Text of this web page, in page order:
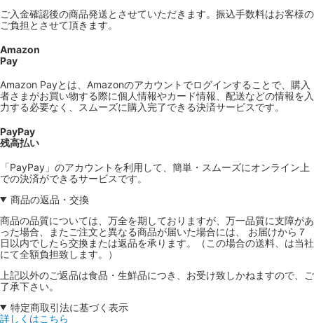
ご入金確認後の商品発送とさせていただきます。振込手数料はお客様の
ご負担とさせて頂きます。
Amazon
Pay
Amazon Payとは、Amazonのアカウントでログインすることで、購入
者さまがお買い物する際に個人情報やカード情報、配送などの情報を入
力する必要なく、スムーズに購入完了できる決済サービスです。
PayPay
残高払い
「PayPay」のアカウントを利用して、簡単・スムーズにオンライン上
での決済ができるサービスです。
商品の返品・交換
商品の品質については、万全を期しておりますが、万一品質に支障があ
った場合、またご注文と異なる商品が届いた場合には、 お届けから７
日以内でしたら交換または返品を承ります。（この場合の送料、は当社
にて全額負担致します。）
上記以外のご返品は食品・生鮮品につき、お受け致しかねますので、ご
了承下さい。
特定商取引法に基づく表示
詳しくはこちら